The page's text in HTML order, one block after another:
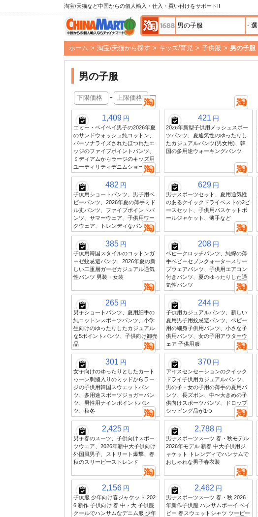
淘宝/天猫など中国からの個人輸入・仕入・買い付けをサポート!!
ホーム > 淘宝/天猫から探す > キッズ/育児 > 子供服 > 男の子服
男の子服
- 円
1,409 円
エミー・ベイベイ男子の2026年夏
のサンドウォッシュ純コットン、
パーソナライズされたほつれたエ
ッジのファイブポイントパンツ、
ミディアムからラージのキッズ用
ユーティリティデニムショーツ
421 円
2026年新型子供用メッシュスポー
ツパンツ、夏通気性のゆったりし
たカジュアルパンツ(男女用)、韓
国の多用途ウォーキングパンツ
482 円
子供用ショートパンツ、男子用ベ
ビーパンツ、2026年夏の薄手ミド
ル丈パンツ、ファイブポイントパ
ンツ、サマーウェア、子供用ワー
クウェア、トレンディなパンツ
629 円
男子スポーツセット、夏用通気性
のあるクイックドライベストの2ピ
ースセット、子供用バスケットボ
ールジャケット、薄手など
385 円
子供用韓国スタイルのコットンガ
ーゼ蚊忌避パンツ、2026年夏の新
しい二重層ガーゼカジュアル通気
性パンツ 男装・女装
208 円
ベビークロッチパンツ、純綿の薄
手ベビーセブンクォータースリー
プウェアパンツ、子供用エアコン
付きパンツ、夏のゆったりした通
気性パンツ
265 円
男子ショートパンツ、夏用細手の
純コットンスポーツパンツ、小学
生向けのゆったりしたカジュアル
な5ポイントパンツ、子供向け卸売
品
244 円
子供用カジュアルパンツ、新しい
夏用男子用蚊忌避パンツ、ベビー
用の細身子供用パンツ、小さな子
供用パンツ、女の子用アウターウ
ェア 子供用服
301 円
女子向けのゆったりとしたカート
ゥーン刺繍入りのミッドからラー
ジの子供用韓国スウェットパン
ツ、多用途スポーツジョガーパン
ツ、男性用ナインポイントパン
ツ、秋冬
370 円
アイスセンセーションのクイック
ドライ子供用カジュアルパンツ、
男の子・女の子用の薄手の夏用パ
ンツ、長ズボン、中〜大きめの子
供向けスポーツパンツ、ドロップ
シッピング品が1つ
2,425 円
男子春のスーツ、子供向けスポー
ツウェア、2026年新中大子供向け
外国風男子、ストリート爆撃、春
秋のスリーピーストレンド
2,788 円
男子スポーツスーツ 春・秋モデル
2026年モデル 新春 中大子供用ジ
ャケット トレンディでハンサムで
おしゃれな男子春衣装
2,156 円
子供服 少年向け春ジャケット 202
6 新作 子供向け 春 中・大 子供服
クールでハンサムなデニム服 少年
2,462 円
男子スポーツスーツ 春・秋 2026
年新作子供服 ハンサムボーイ ベイ
ビー 春スウェットシャツ ツーピー